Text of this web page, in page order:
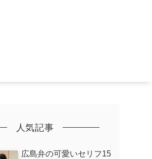
人気記事
広島弁の可愛いセリフ15